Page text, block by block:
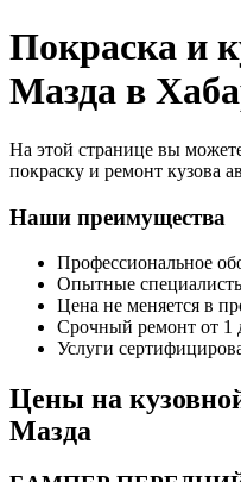
Покраска и
Мазда в
На этой странице вы
покраску и ремонт кузова
Наши преимущества
Профессиональное
Опытные
Цена не меняется в
Срочный ремонт от 1
Услуги
Цены на
Мазда